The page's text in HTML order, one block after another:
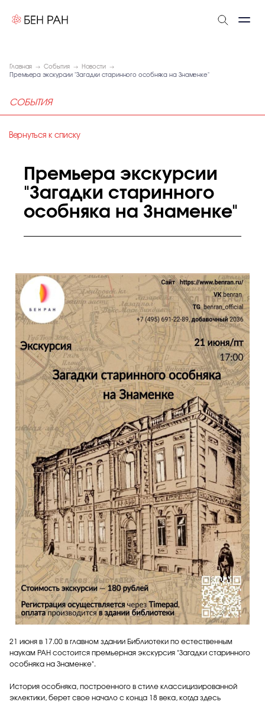
Главная События
Новости
Премьера экскурсии "Загадки старинного особняка на Знаменке"
СОБЫТИЯ
Вернуться к списку
Премьера экскурсии
"Загадки старинного
особняка на Знаменке"
21 июня в 17.00 в главном здании Библиотеки по естественным
наукам РАН состоится премьерная экскурсия "Загадки старинного
особняка на Знаменке".
История особняка, построенного в стиле классицизированной
эклектики, берет свое начало с конца 18 века, когда здесь